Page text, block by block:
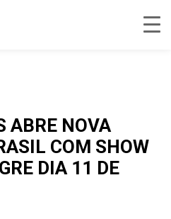
ABRE NOVA
COM SHOW
DIA 11 DE